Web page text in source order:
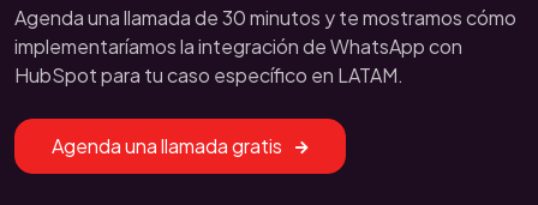
Agenda una llamada de 30 minutos y te mostramos cómo
implementaríamos la integración de WhatsApp con
HubSpot para tu caso específico en LATAM.
Agenda una llamada gratis